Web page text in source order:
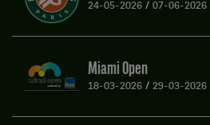
24-05-2026 / 07-06-2026
Miami Open
18-03-2026 / 29-03-2026